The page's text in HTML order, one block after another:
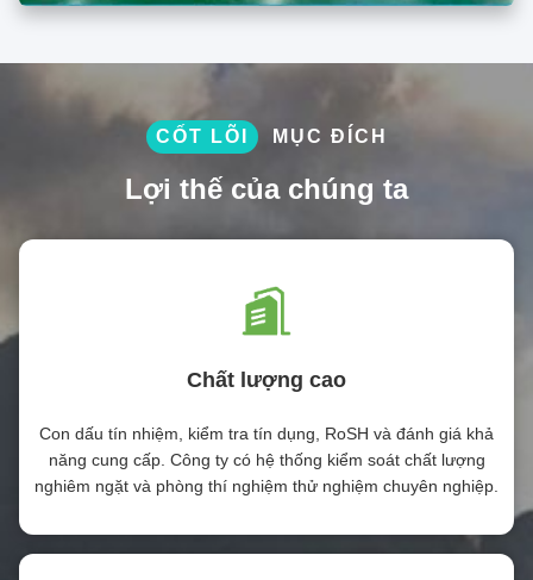
CỐT LÕI MỤC ĐÍCH
Lợi thế của chúng ta
Chất lượng cao
Con dấu tín nhiệm, kiểm tra tín dụng, RoSH và đánh giá khả
năng cung cấp. Công ty có hệ thống kiểm soát chất lượng
nghiêm ngặt và phòng thí nghiệm thử nghiệm chuyên nghiệp.